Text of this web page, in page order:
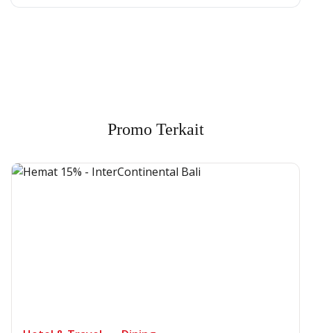
Cross Selling Banner Global
Promo Terkait